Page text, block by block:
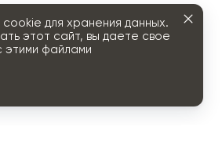
для хранения данных.
этот сайт, вы даете свое
этими файлами